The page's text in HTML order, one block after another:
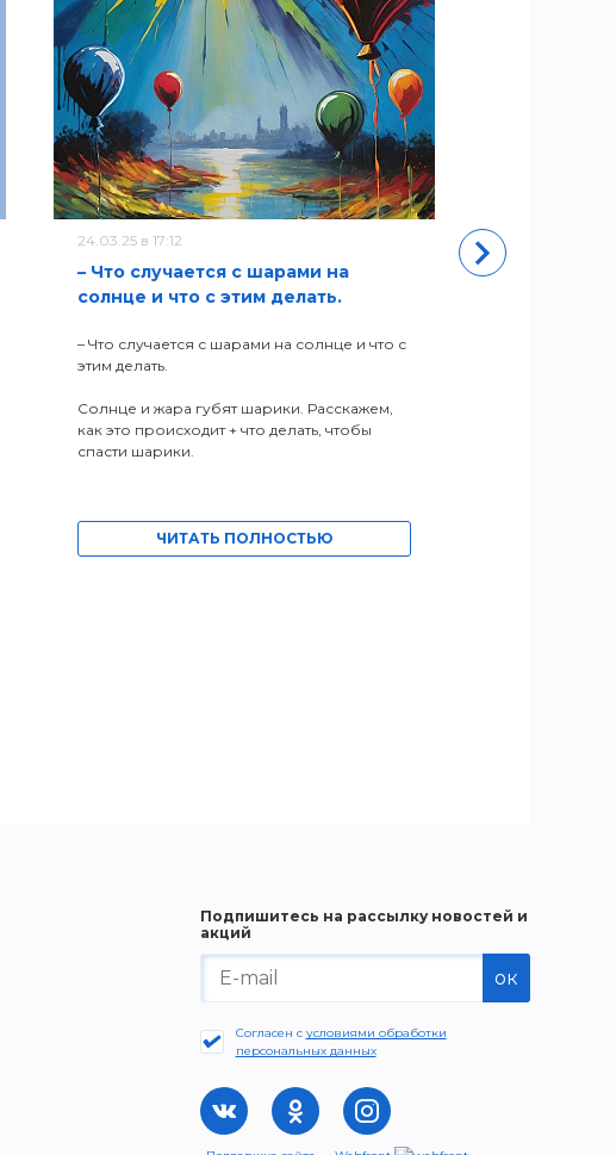
24.03.25 в 17:12
– Что случается с шарами на
солнце и что с этим делать.
– Что случается с шарами на солнце и что с
этим делать.
Солнце и жара губят шарики. Расскажем,
как это происходит + что делать, чтобы
спасти шарики.
ЧИТАТЬ ПОЛНОСТЬЮ
Подпишитесь на рассылку новостей и
акций
ок
Согласен с условиями обработки
персональных данных